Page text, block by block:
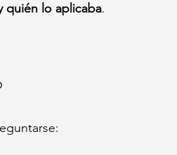
quién lo aplicaba.